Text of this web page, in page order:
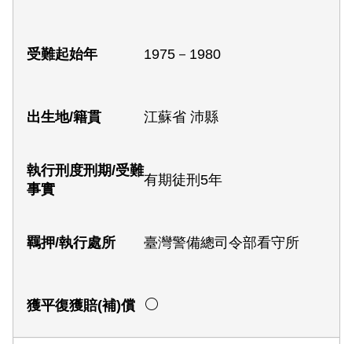
1975－1980
江蘇省 沛縣
有期徒刑5年
臺灣警備總司令部看守所